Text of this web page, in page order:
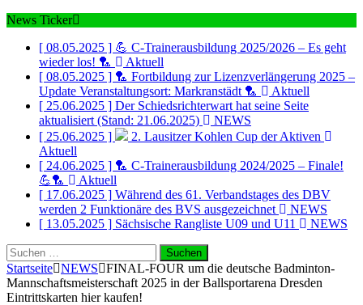
News Ticker
[ 08.05.2025 ] 💪 C-Trainerausbildung 2025/2026 – Es geht
wieder los! 🏸
Aktuell
[ 08.05.2025 ] 🏸 Fortbildung zur Lizenzverlängerung 2025 –
Update Veranstaltungsort: Markranstädt 🏸
Aktuell
[ 25.06.2025 ] Der Schiedsrichterwart hat seine Seite
aktualisiert (Stand: 21.06.2025)
NEWS
[ 25.06.2025 ]
2. Lausitzer Kohlen Cup der Aktiven
Aktuell
[ 24.06.2025 ] 🏸 C-Trainerausbildung 2024/2025 – Finale!
💪🏸
Aktuell
[ 17.06.2025 ] Während des 61. Verbandstages des DBV
werden 2 Funktionäre des BVS ausgezeichnet
NEWS
[ 13.05.2025 ] Sächsische Rangliste U09 und U11
NEWS
Suchen
nach:
Startseite NEWS
FINAL-FOUR um die deutsche Badminton-
Mannschaftsmeisterschaft 2025 in der Ballsportarena Dresden
Eintrittskarten hier kaufen!